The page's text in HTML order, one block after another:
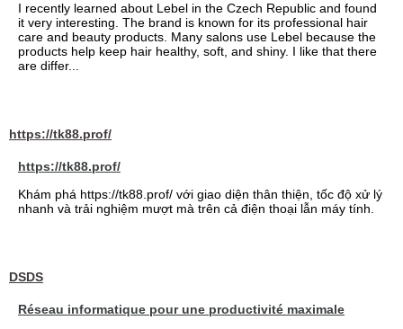
I recently learned about Lebel in the Czech Republic and found
it very interesting. The brand is known for its professional hair
care and beauty products. Many salons use Lebel because the
products help keep hair healthy, soft, and shiny. I like that there
are differ...
https://tk88.prof/
https://tk88.prof/
Khám phá https://tk88.prof/ với giao diện thân thiện, tốc độ xử lý
nhanh và trải nghiệm mượt mà trên cả điện thoại lẫn máy tính.
DSDS
Réseau informatique pour une productivité maximale